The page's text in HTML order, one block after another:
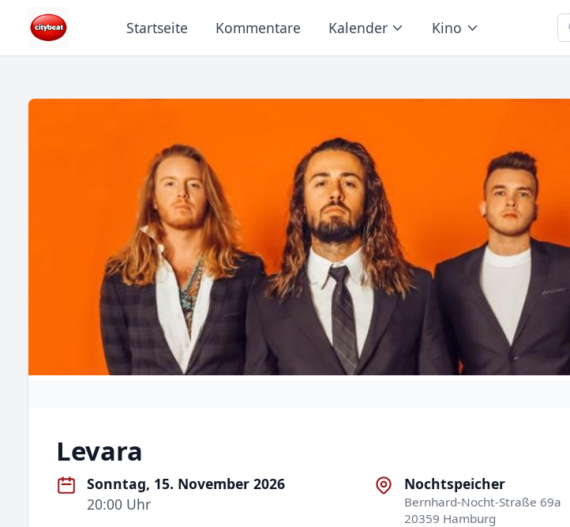
Startseite Kommentare Kalender Kino
Levara
Sonntag, 15. November 2026
20:00 Uhr
Nochtspeicher
Bernhard-Nocht-Straße 69a
20359 Hamburg